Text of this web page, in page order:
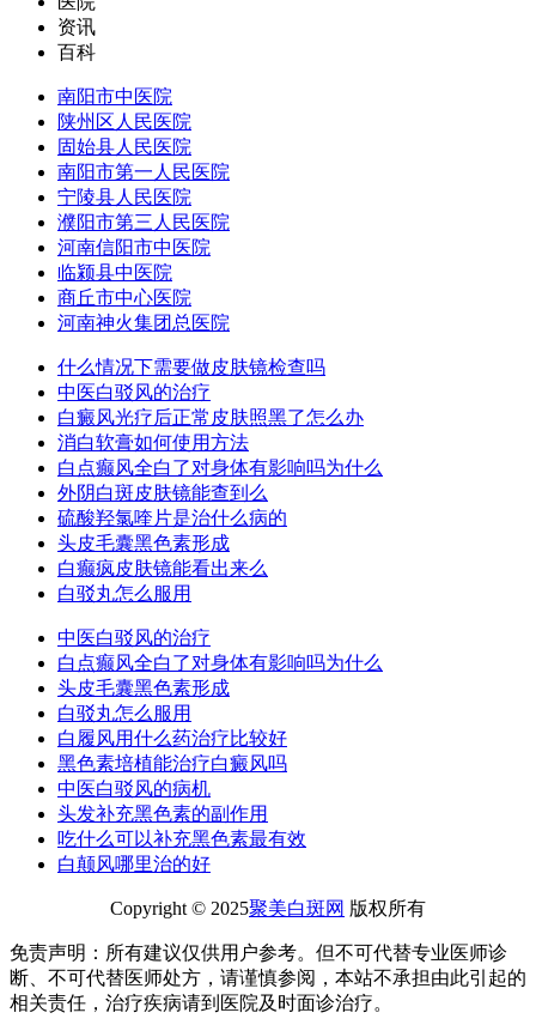
资讯
百科
南阳市中医院
陕州区人民医院
固始县人民医院
南阳市第一人民医院
宁陵县人民医院
濮阳市第三人民医院
河南信阳市中医院
临颍县中医院
商丘市中心医院
河南神火集团总医院
什么情况下需要做皮肤镜检查吗
中医白驳风的治疗
白癜风光疗后正常皮肤照黑了怎么办
消白软膏如何使用方法
白点癫风全白了对身体有影响吗为什么
外阴白斑皮肤镜能查到么
硫酸羟氯喹片是治什么病的
头皮毛囊黑色素形成
白癫疯皮肤镜能看出来么
白驳丸怎么服用
中医白驳风的治疗
白点癫风全白了对身体有影响吗为什么
头皮毛囊黑色素形成
白驳丸怎么服用
白履风用什么药治疗比较好
黑色素培植能治疗白癜风吗
中医白驳风的病机
头发补充黑色素的副作用
吃什么可以补充黑色素最有效
白颠风哪里治的好
Copyright © 2025聚美白斑网 版权所有
免责声明：所有建议仅供用户参考。但不可代替专业医师诊
断、不可代替医师处方，请谨慎参阅，本站不承担由此引起的
相关责任，治疗疾病请到医院及时面诊治疗。